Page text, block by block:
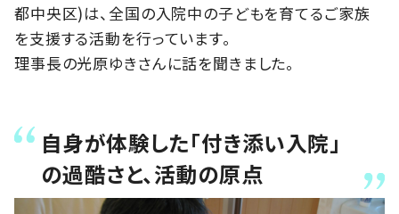
都中央区)は、全国の入院中の子どもを育てるご家族
を支援する活動を行っています。
理事長の光原ゆきさんに話を聞きました。
自身が体験した「付き添い入院」
の過酷さと、活動の原点